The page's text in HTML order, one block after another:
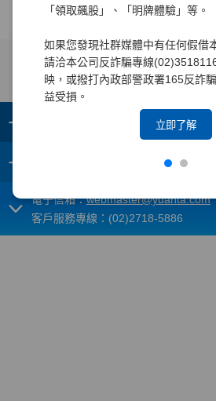
「領取飆股」、「明牌體驗」等。
如果您發現社群媒體中有任何假借
請洽本公司反詐騙專線
映，或撥打內政部警政署165反詐
益受損。
立即了解
+
+
電子信箱：webmaster@yuanta.com
客戶服務專線：(02)2718-5886